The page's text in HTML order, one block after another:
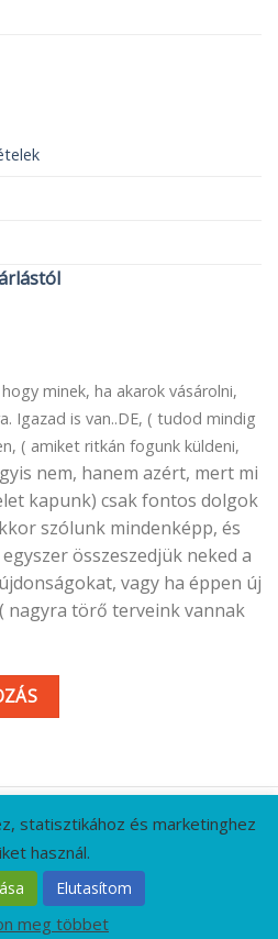
minek, ha akarok vásárolni,
Igazad is van..DE, ( tudod mindig
( amiket ritkán fogunk küldeni,
nem, hanem azért, mert mi
kapunk) csak fontos dolgok
szólunk mindenképp, és
összeszedjük neked a
vagy ha éppen új
nagyra törő terveink vannak
CÉGADATOK
ÁSZF
RÓLUNK
2026 ©
statisztikához és marketinghez
használ.
Elutasítom
meg többet